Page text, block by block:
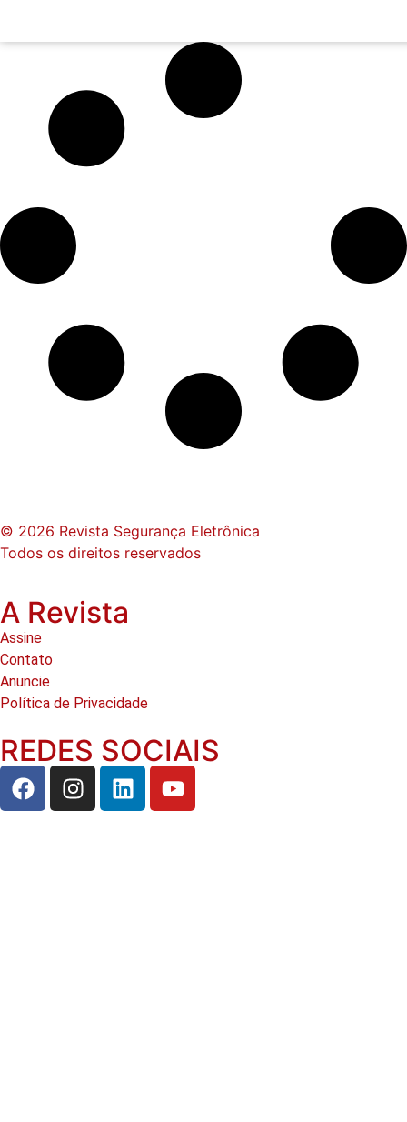
© 2026 Revista Segurança Eletrônica
Todos os direitos reservados
A Revista
Assine
Contato
Anuncie
Política de Privacidade
REDES SOCIAIS